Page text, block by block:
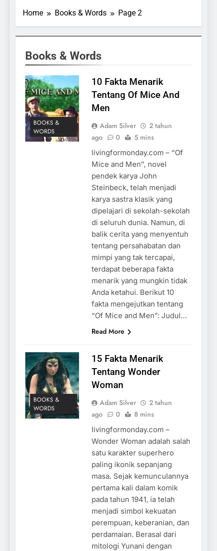
Home Books & Words Page 2
Books & Words
BOOKS &
WORDS
10 Fakta Menarik
Tentang Of Mice And
Men
Adam Silver
2 tahun
ago
0 5 mins
livingformonday.com – “Of
Mice and Men”, novel
pendek karya John
Steinbeck, telah menjadi
karya sastra klasik yang
dipelajari di sekolah-sekolah
di seluruh dunia. Namun, di
balik cerita yang menyentuh
tentang persahabatan dan
mimpi yang tak tercapai,
terdapat beberapa fakta
menarik yang mungkin tidak
Anda ketahui. Berikut 10
fakta mengejutkan tentang
“Of Mice and Men”: Judul…
Read More
BOOKS &
WORDS
15 Fakta Menarik
Tentang Wonder
Woman
Adam Silver
2 tahun
ago
0 8 mins
livingformonday.com –
Wonder Woman adalah salah
satu karakter superhero
paling ikonik sepanjang
masa. Sejak kemunculannya
pertama kali dalam komik
pada tahun 1941, ia telah
menjadi simbol kekuatan
perempuan, keberanian, dan
perdamaian. Berasal dari
mitologi Yunani dengan